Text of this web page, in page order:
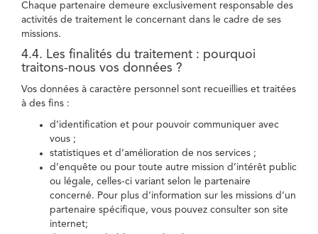
Chaque partenaire demeure exclusivement responsable des
activités de traitement le concernant dans le cadre de ses
missions.
4.4. Les finalités du traitement : pourquoi
traitons-nous vos données ?
Vos données à caractère personnel sont recueillies et traitées
à des fins :
d’identification et pour pouvoir communiquer avec
vous ;
statistiques et d’amélioration de nos services ;
d’enquête ou pour toute autre mission d’intérêt public
ou légale, celles-ci variant selon le partenaire
concerné. Pour plus d’information sur les missions d’un
partenaire spécifique, vous pouvez consulter son site
internet;